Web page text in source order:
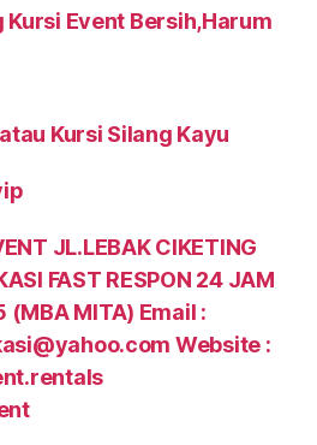
Event Bersih,Harum
Kursi Silang Kayu
JL.LEBAK CIKETING
FAST RESPON 24 JAM
MITA) Email :
Website :